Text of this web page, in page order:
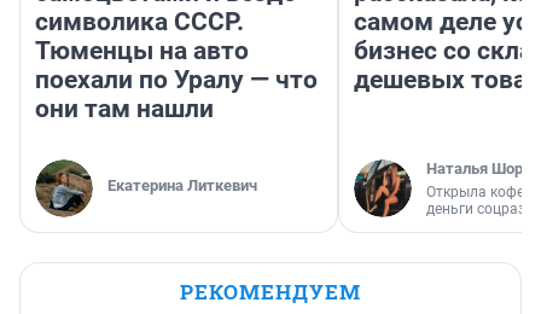
символика СССР.
Тюменцы на авто
поехали по Уралу — что
они там нашли
Екатерина Литкевич
самом деле
бизнес со
дешевых
Наталья
Открыла
деньги
РЕКОМЕНДУЕМ